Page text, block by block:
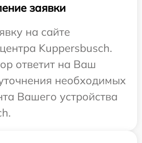
заявки
на сайте
Kuppersbusch.
ответит на Ваш
необходимых
Вашего устройства